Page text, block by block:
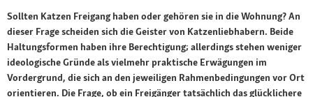
Sollten Katzen Freigang haben oder gehören sie in die Wohnung? An
dieser Frage scheiden sich die Geister von Katzenliebhabern. Beide
Haltungsformen haben ihre Berechtigung; allerdings stehen weniger
ideologische Gründe als vielmehr praktische Erwägungen im
Vordergrund, die sich an den jeweiligen Rahmenbedingungen vor Ort
orientieren. Die Frage, ob ein Freigänger tatsächlich das glücklichere